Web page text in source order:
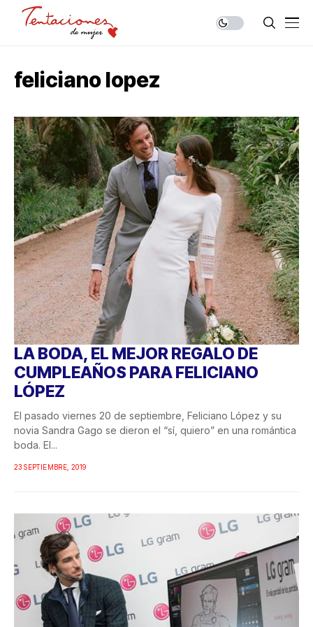
feliciano lopez
LA BODA, EL MEJOR REGALO DE
CUMPLEAÑOS PARA FELICIANO
LÓPEZ
El pasado viernes 20 de septiembre, Feliciano López y su
novia Sandra Gago se dieron el “sí, quiero” en una romántica
boda. El...
23 SEPTIEMBRE, 2019